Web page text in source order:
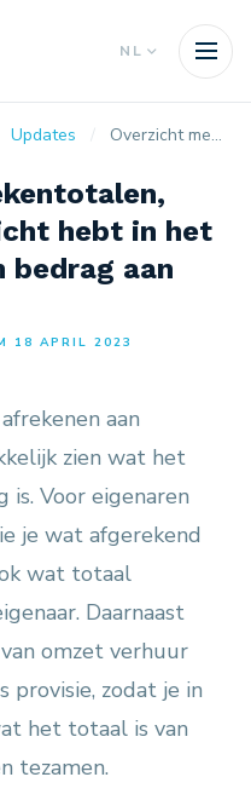
NL
Updates Overzicht met afrekentotalen, zodat je direct inzicht hebt in het totaal af te dragen bedrag aan eigenaren
hebt in het
aan
18 APRIL 2023
aan
zien wat het
Voor eigenaren
je wat afgerekend
wat totaal
Daarnaast
omzet verhuur
provisie, zodat je in
het totaal is van
tezamen.